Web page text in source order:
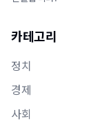
카테고리
정치
경제
사회